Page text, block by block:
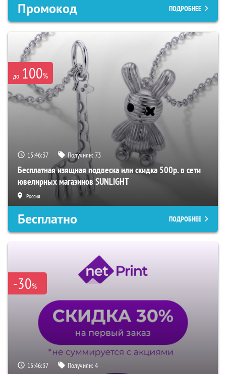
Промокод ПОДРОБНЕЕ
до 100%
15:46:36 Получили:73
Бесплатная изящная подвеска или скидка 500р. в сети
ювелирных магазинов SUNLIGHT
Россия
Бесплатно ПОДРОБНЕЕ
-30%
15:46:36 Получили:4